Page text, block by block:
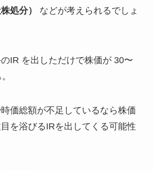
処分）
などが考えられるでしょ
IR を出しただけで株価が 30〜
価総額が不足しているなら株価
を浴びるIRを出してくる可能性